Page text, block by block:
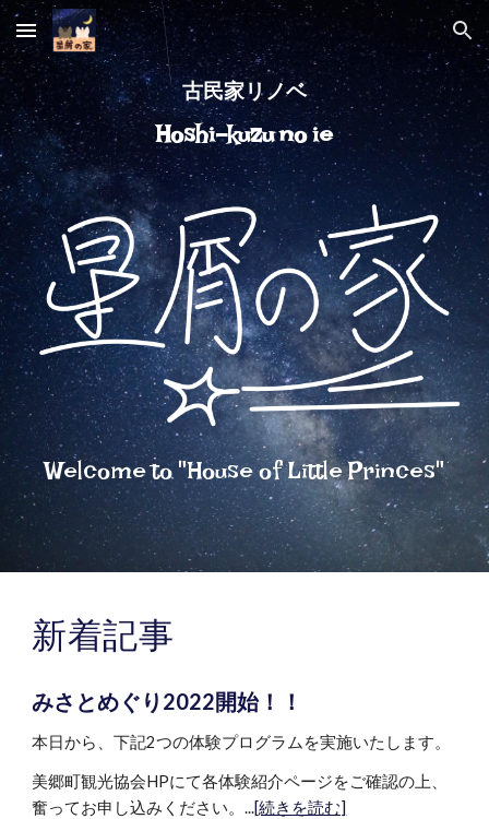
Skip to main content Skip to navigation
古民家リノベ
Hoshi-kuzu no ie
Welcome to "House of Little Princes"
新着記事
みさとめぐり2022開始！！
本日から、下記2つの体験プログラムを実施いたします。
美郷町観光協会HPにて各体験紹介ページをご確認の上、
奮ってお申し込みください。...[続きを読む]